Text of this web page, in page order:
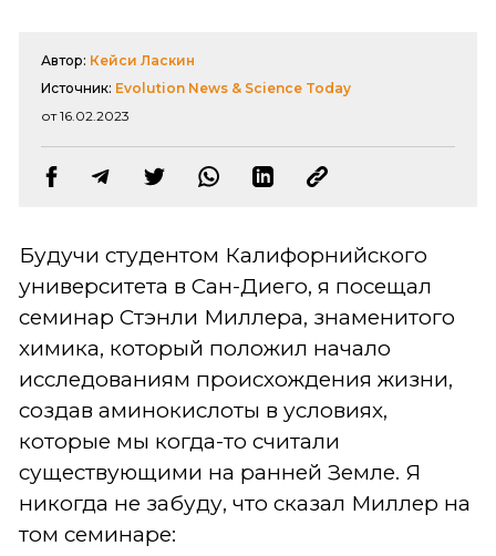
Автор: Кейси Ласкин
Источник: Evolution News & Science Today
от 16.02.2023
Будучи студентом Калифорнийского
университета в Сан-Диего, я посещал
семинар Стэнли Миллера, знаменитого
химика, который положил начало
исследованиям происхождения жизни,
создав аминокислоты в условиях,
которые мы когда-то считали
существующими на ранней Земле. Я
никогда не забуду, что сказал Миллер на
том семинаре: